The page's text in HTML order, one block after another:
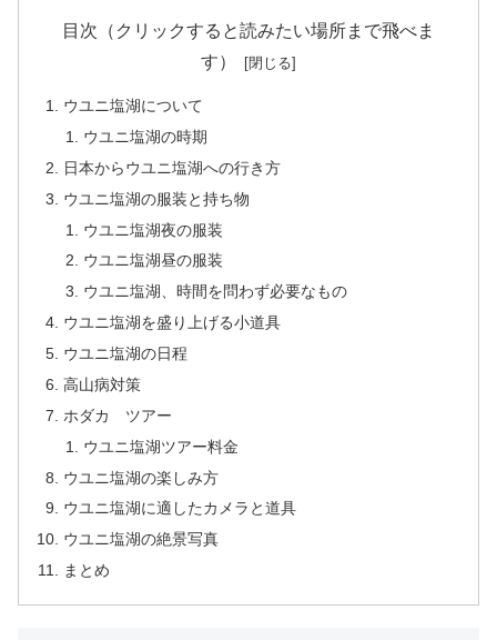
目次（クリックすると読みたい場所まで飛べま
す）
ウユニ塩湖について
ウユニ塩湖の時期
日本からウユニ塩湖への行き方
ウユニ塩湖の服装と持ち物
ウユニ塩湖夜の服装
ウユニ塩湖昼の服装
ウユニ塩湖、時間を問わず必要なもの
ウユニ塩湖を盛り上げる小道具
ウユニ塩湖の日程
高山病対策
ホダカ ツアー
ウユニ塩湖ツアー料金
ウユニ塩湖の楽しみ方
ウユニ塩湖に適したカメラと道具
ウユニ塩湖の絶景写真
まとめ